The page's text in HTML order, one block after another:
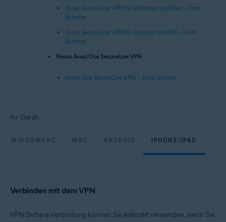
Avast SecureLine VPN für Windows und Mac – Erste
Schritte
Avast SecureLine VPN für Android und iOS – Erste
Schritte
Neues Avast One SecureLine VPN:
Avast One SecureLine VPN – Erste Schritte
Ihr Gerät:
WINDOWS PC MAC ANDROID IPHONE/IPAD
Verbinden mit dem VPN
VPN Sichere Verbindung können Sie jederzeit verwenden, wenn Sie